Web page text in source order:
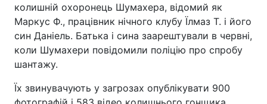
колишній охоронець Шумахера, відомий як
Маркус Ф., працівник нічного клубу Їлмаз Т. і його
син Даніель. Батька і сина заарештували в червні,
коли Шумахери повідомили поліцію про спробу
шантажу.
Їх звинувачують у загрозах опублікувати 900